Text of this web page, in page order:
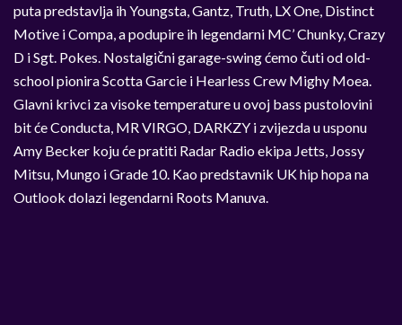
puta predstavlja ih Youngsta, Gantz, Truth, LX One, Distinct
Motive i Compa, a podupire ih legendarni MC’ Chunky, Crazy
D i Sgt. Pokes. Nostalgični garage-swing ćemo čuti od old-
school pionira Scotta Garcie i Hearless Crew Mighy Moea.
Glavni krivci za visoke temperature u ovoj bass pustolovini
bit će Conducta, MR VIRGO, DARKZY i zvijezda u usponu
Amy Becker koju će pratiti Radar Radio ekipa Jetts, Jossy
Mitsu, Mungo i Grade 10. Kao predstavnik UK hip hopa na
Outlook dolazi legendarni Roots Manuva.